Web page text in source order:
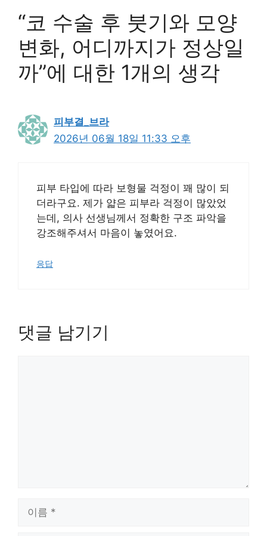
“코 수술 후 붓기와 모양
변화, 어디까지가 정상일
까”에 대한 1개의 생각
피부결_브라
2026년 06월 18일 11:33 오후
피부 타입에 따라 보형물 걱정이 꽤 많이 되
더라구요. 제가 얇은 피부라 걱정이 많았었
는데, 의사 선생님께서 정확한 구조 파악을
강조해주셔서 마음이 놓였어요.
응답
댓글 남기기